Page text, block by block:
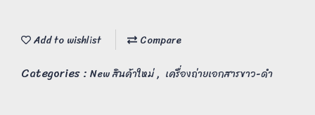
Add to wishlist Compare
Categories : New สินค้าใหม่, เครื่องถ่ายเอกสารขาว-ดำ